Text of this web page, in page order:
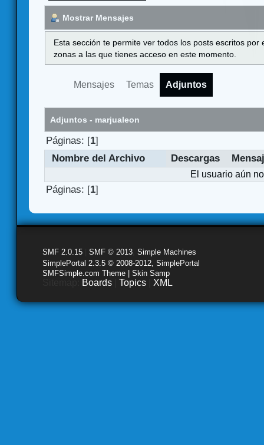
Mostrar Mensajes
Esta sección te permite ver todos los posts escritos
zonas a las que tienes acceso en este momento.
Mensajes Temas Adjuntos
Adjuntos - marjualeon
Páginas: [1]
Nombre del Archivo
Descargas
El usuario aún
Páginas: [1]
SMF 2.0.15 SMF © 2013 Simple Machines
SimplePortal 2.3.5 © 2008-2012, SimplePortal
SMFSimple.com Theme | Skin Samp
Boards Topics XML